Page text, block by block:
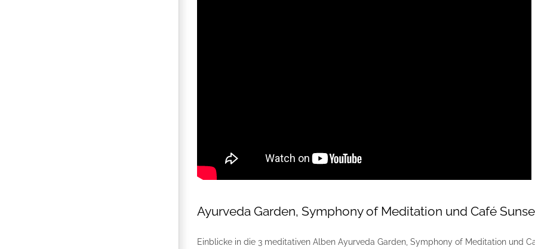
Ayurveda Garden, Symphony of Meditation und Café
Einblicke in die 3 meditativen Alben Ayurveda Garden, Symphony of Meditation und